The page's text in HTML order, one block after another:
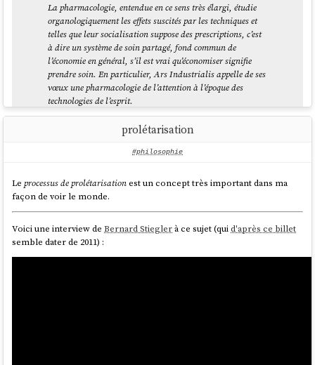
La pharmacologie, entendue en ce sens très élargi, étudie
organologiquement les effets suscités par les techniques et
telles que leur socialisation suppose des prescriptions, c’est
à dire un système de soin partagé, fond commun de
l’économie en général, s’il est vrai qu’économiser signifie
prendre soin. En particulier, Ars Industrialis appelle de ses
vœux une pharmacologie de l’attention à l’époque des
technologies de l’esprit.
En principe, un pharmakon doit toujours être envisagé
selon les trois sens du mot : comme poison, comme remède
et comme bouc-émissaire (exutoire). C’est ainsi que, comme
Alcooliques Anonymes consiste toujours à mettre d’abord en
valeur le rôle nécessairement curatif et donc bénéfique de
l’alcool pour l’alcoolique qui n’a pas encore entamé une
Qu’il faille toujours envisager le pharmakon, quel qu’il soit,
prolétarisation
#philosophie
Leprocessus de prolétarisationest un concept très important dans ma
façon de voir le monde.
Voici une interview deBernard Stieglerà ce sujet (quid'après ce billet
semble dater de 2011) :